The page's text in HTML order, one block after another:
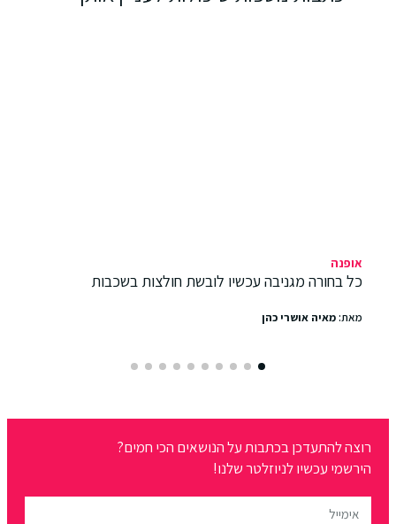
אופנה
כל בחורה מגניבה עכשיו לובשת חולצות בשכבות
מאת:מאיה אושרי כהן
רוצה להתעדכן בכתבות על הנושאים הכי חמים?
הירשמי עכשיו לניוזלטר שלנו!